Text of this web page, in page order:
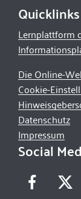
Quicklinks
Lernplattform
Die Online-
Cookie-
Datenschutz
Impressum
Social